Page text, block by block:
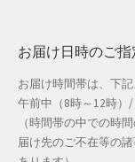
春の新生活応援
春服ファッション特集
お届け日時のご
お届け時間帯は、下
午前中（8時～12時）
（時間帯の中での時
届け先のご不在等の